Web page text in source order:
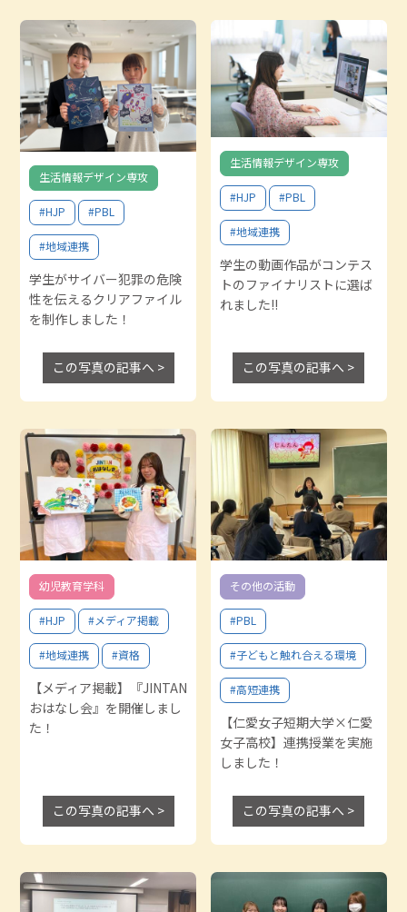
生活情報デザイン専攻
#HJP #PBL
#地域連携
学生がサイバー犯罪の危険
性を伝えるクリアファイル
を制作しました！
この写真の記事へ >
生活情報デザイン専攻
#HJP #PBL
#地域連携
学生の動画作品がコンテス
トのファイナリストに選ば
れました!!
この写真の記事へ >
幼児教育学科
#HJP #メディア掲載
#地域連携 #資格
【メディア掲載】『JINTAN
おはなし会』を開催しまし
た！
この写真の記事へ >
その他の活動
#PBL
#子どもと触れ合える環境
#高短連携
【仁愛女子短期大学×仁愛
女子高校】連携授業を実施
しました！
この写真の記事へ >